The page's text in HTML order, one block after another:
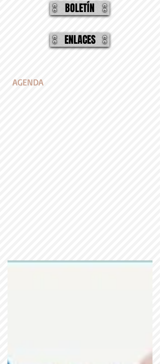
BOLETÍN
ENLACES
AGENDA